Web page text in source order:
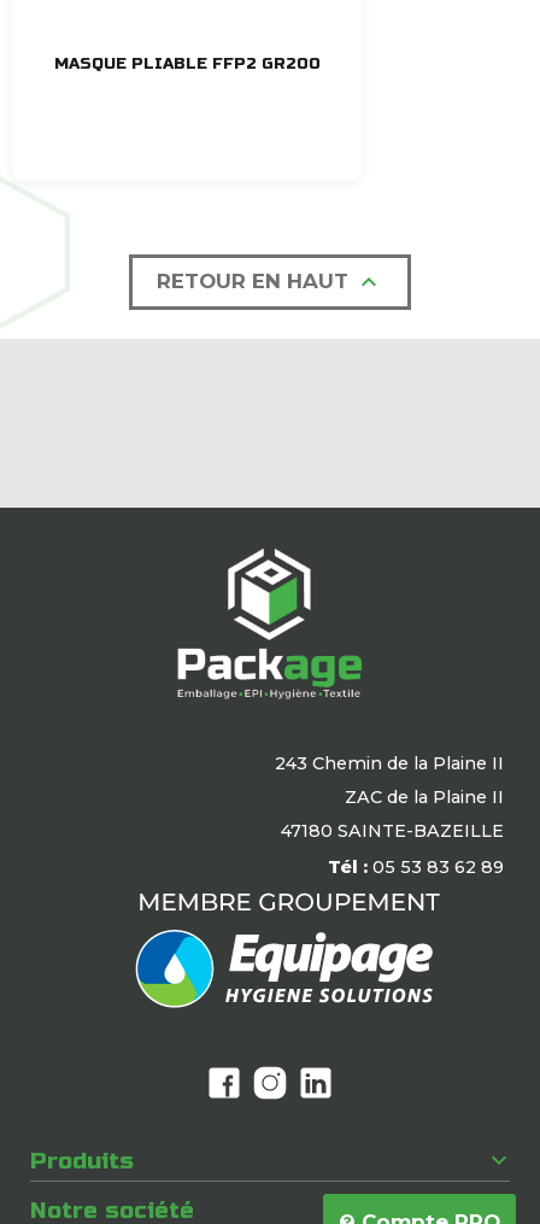
MASQUE PLIABLE FFP2 GR200
RETOUR EN HAUT 
243 Chemin de la Plaine II
ZAC de la Plaine II
47180 SAINTE-BAZEILLE
Tél : 05 53 83 62 89
Produits 
Notre société 